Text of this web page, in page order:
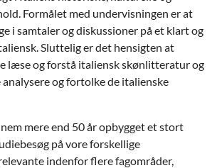
Formålet med undervisningen er at
i samtaler og diskussioner på et klart og
Sluttelig er det hensigten at
læse og forstå italiensk skønlitteratur og
analysere og fortolke de italienske
mere end 50 år opbygget et stort
på vore forskellige
indenfor flere fagområder,